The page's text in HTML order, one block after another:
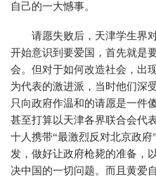
自己的一大憾事。
请愿失败后，天津学生界
开始意识到要爱国，首先就是
会。但对于如何改造社会，出
为代表的激进派，当时他们深
只向政府作温和的请愿是一件
甚至打算以天津各界联合会代
十人携带“最激烈反对北京政
发，做好让政府枪毙的准备，
决中国的一切问题。而且黄爱